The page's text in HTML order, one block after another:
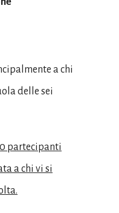
a chi
delle sei
partecipanti
a chi vi si